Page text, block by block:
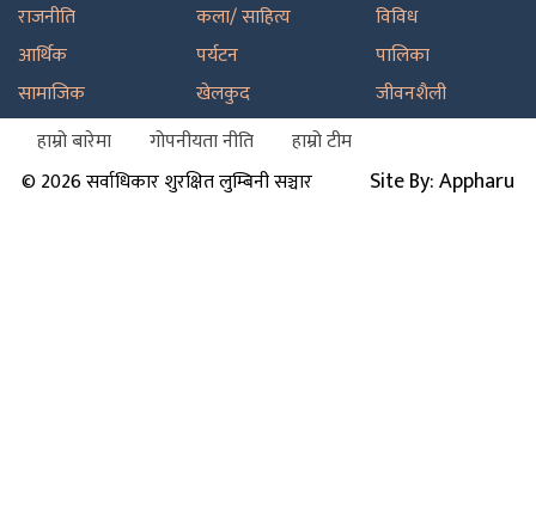
राजनीति
आर्थिक
सामाजिक
कला/ साहित्य
पर्यटन
खेलकुद
विविध
पालिका
जीवनशैली
हाम्रो बारेमा
गोपनीयता नीति
हाम्रो टीम
© 2026 सर्वाधिकार शुरक्षित लुम्बिनी सञ्चार
Site By: Appharu